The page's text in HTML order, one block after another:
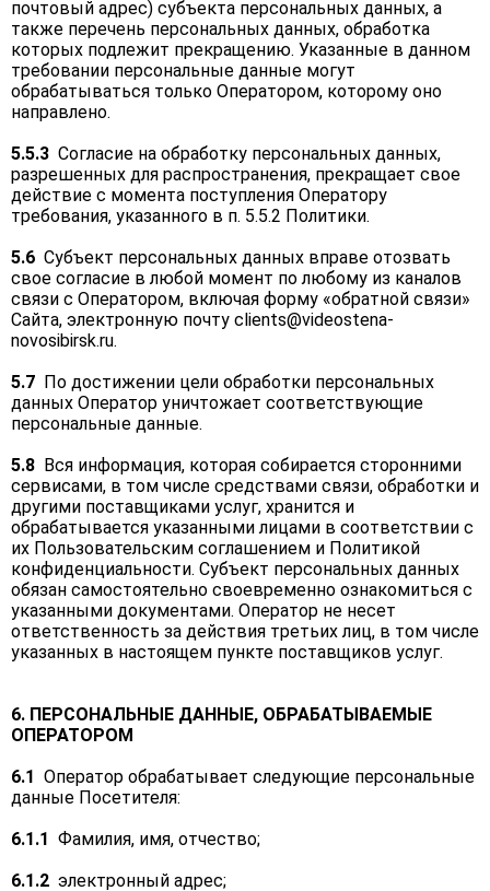
почтовый адрес) субъекта персональных данных, а
также перечень персональных данных, обработка
которых подлежит прекращению. Указанные в данном
требовании персональные данные могут
обрабатываться только Оператором, которому оно
направлено.
5.5.3 Согласие на обработку персональных данных,
разрешенных для распространения, прекращает свое
действие с момента поступления Оператору
требования, указанного в п. 5.5.2 Политики.
5.6 Субъект персональных данных вправе отозвать
свое согласие в любой момент по любому из каналов
связи с Оператором, включая форму «обратной связи»
Сайта, электронную почту clients@videostena-
novosibirsk.ru.
5.7 По достижении цели обработки персональных
данных Оператор уничтожает соответствующие
персональные данные.
5.8 Вся информация, которая собирается сторонними
сервисами, в том числе средствами связи, обработки и
другими поставщиками услуг, хранится и
обрабатывается указанными лицами в соответствии с
их Пользовательским соглашением и Политикой
конфиденциальности. Субъект персональных данных
обязан самостоятельно своевременно ознакомиться с
указанными документами. Оператор не несет
ответственность за действия третьих лиц, в том числе
указанных в настоящем пункте поставщиков услуг.
6. ПЕРСОНАЛЬНЫЕ ДАННЫЕ, ОБРАБАТЫВАЕМЫЕ
ОПЕРАТОРОМ
6.1 Оператор обрабатывает следующие персональные
данные Посетителя:
6.1.1 Фамилия, имя, отчество;
6.1.2 электронный адрес;